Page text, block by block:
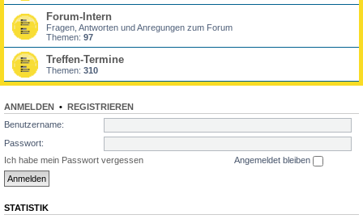
Forum-Intern
Fragen, Antworten und Anregungen zum Forum
Themen: 97
Treffen-Termine
Themen: 310
ANMELDEN • REGISTRIEREN
Benutzername:
Passwort:
Ich habe mein Passwort vergessen
Angemeldet bleiben
STATISTIK